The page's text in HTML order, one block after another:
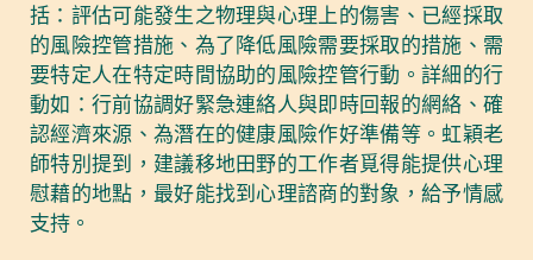
括：評估可能發生之物理與心理上的傷害、已經採取
的風險控管措施、為了降低風險需要採取的措施、需
要特定人在特定時間協助的風險控管行動。詳細的行
動如：行前協調好緊急連絡人與即時回報的網絡、確
認經濟來源、為潛在的健康風險作好準備等。虹穎老
師特別提到，建議移地田野的工作者覓得能提供心理
慰藉的地點，最好能找到心理諮商的對象，給予情感
支持。